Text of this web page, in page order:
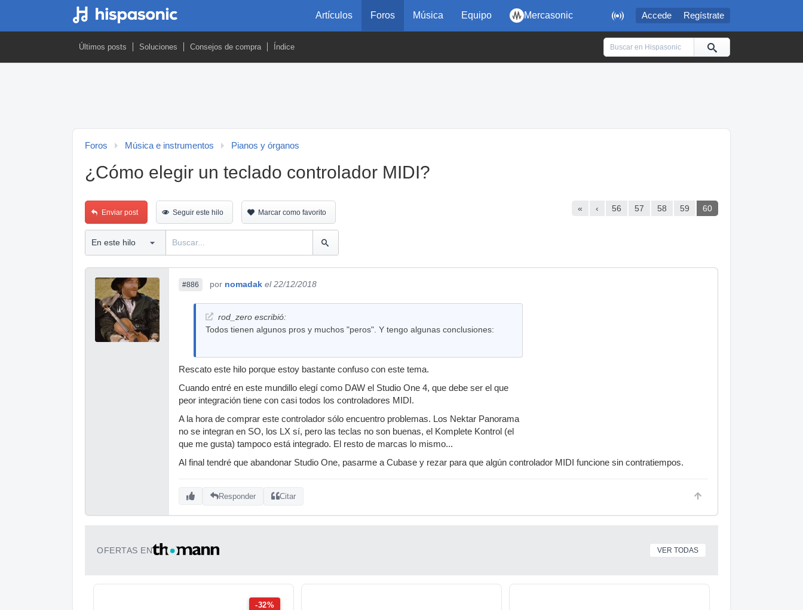
 Accede Regístrate
Artículos Foros Música Equipo Mercasonic
Últimos posts Soluciones Consejos de compra Índice
Foros Música e instrumentos Pianos y órganos
¿Cómo elegir un teclado controlador MIDI?
« ‹ 56 57 58 59 60
Enviar post Seguir este hilo Marcar como favorito
#886 por nomadak el 22/12/2018
rod_zero escribió:
Todos tienen algunos pros y muchos "peros". Y tengo algunas conclusiones:
Rescato este hilo porque estoy bastante confuso con este tema.
Cuando entré en este mundillo elegí como DAW el Studio One 4, que debe ser el que
peor integración tiene con casi todos los controladores MIDI.
A la hora de comprar este controlador sólo encuentro problemas. Los Nektar Panorama
no se integran en SO, los LX sí, pero las teclas no son buenas, el Komplete Kontrol (el
que me gusta) tampoco está integrado. El resto de marcas lo mismo...
Al final tendré que abandonar Studio One, pasarme a Cubase y rezar para que algún controlador MIDI funcione sin contratiempos.
Responder Citar
OFERTAS EN VER TODAS
-32%